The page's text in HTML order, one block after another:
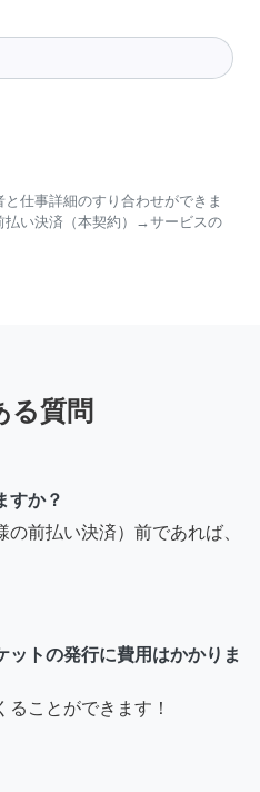
仕事詳細のすり合わせができま
払い決済（本契約）→サービスの
る質問
すか？
前払い決済）前であれば、
トの発行に費用はかかりま
ことができます！